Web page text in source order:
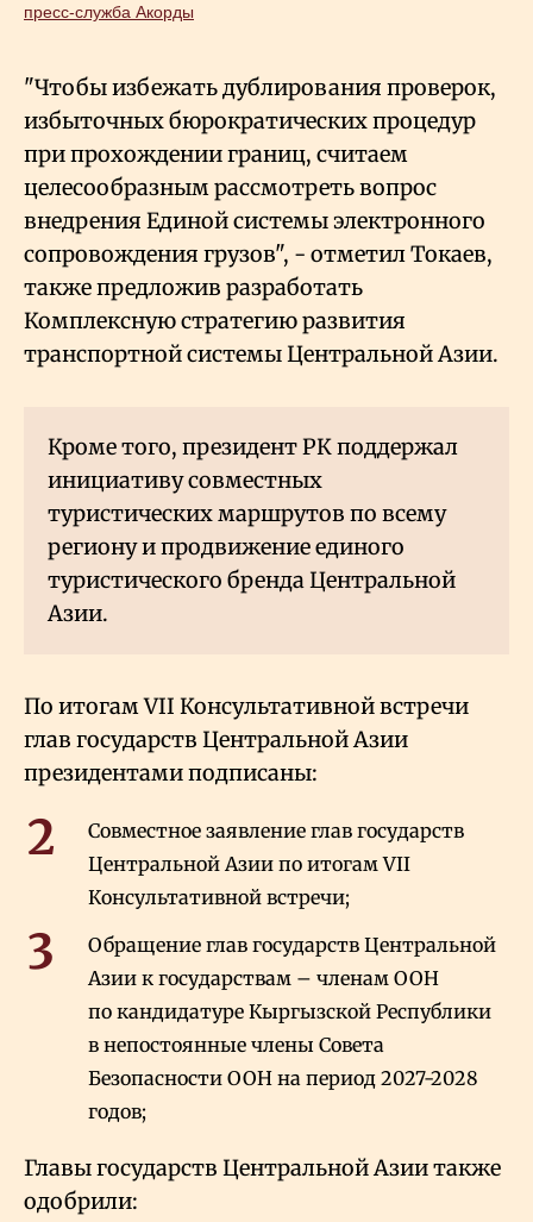
пресс-служба Акорды
"Чтобы избежать дублирования проверок,
избыточных бюрократических процедур
при прохождении границ, считаем
целесообразным рассмотреть вопрос
внедрения Единой системы электронного
сопровождения грузов", - отметил Токаев,
также предложив разработать
Комплексную стратегию развития
транспортной системы Центральной Азии.
Кроме того, президент РК поддержал
инициативу совместных
туристических маршрутов по всему
региону и продвижение единого
туристического бренда Центральной
Азии.
По итогам VII Консультативной встречи
глав государств Центральной Азии
президентами подписаны:
Совместное заявление глав государств
Центральной Азии по итогам VII
Консультативной встречи;
Обращение глав государств Центральной
Азии к государствам – членам ООН
по кандидатуре Кыргызской Республики
в непостоянные члены Совета
Безопасности ООН на период 2027-2028
годов;
Главы государств Центральной Азии также
одобрили: